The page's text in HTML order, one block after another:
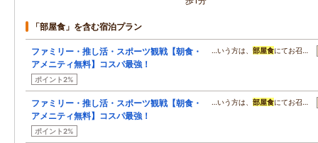
「部屋食」を含む宿泊プラン
ファミリー・推し活・スポーツ観戦【朝食・
アメニティ無料】コスパ最強！
ポイント2%
…いう方は、 部屋食にてお召…
ファミリー・推し活・スポーツ観戦【朝食・
アメニティ無料】コスパ最強！
ポイント2%
…いう方は、 部屋食にてお召…